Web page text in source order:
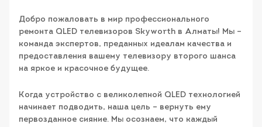
Добро пожаловать в мир профессионального
ремонта QLED телевизоров Skyworth в Алматы! Мы –
команда экспертов, преданных идеалам качества и
предоставления вашему телевизору второго шанса
на яркое и красочное будущее.
Когда устройство с великолепной QLED технологией
начинает подводить, наша цель – вернуть ему
первозданное сияние. Мы осознаем, что каждый